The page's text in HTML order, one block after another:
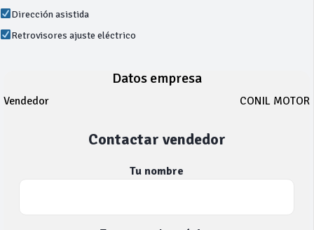
Dirección asistida
Retrovisores ajuste eléctrico
Datos empresa
Vendedor CONIL MOTOR
Contactar vendedor
Tu nombre